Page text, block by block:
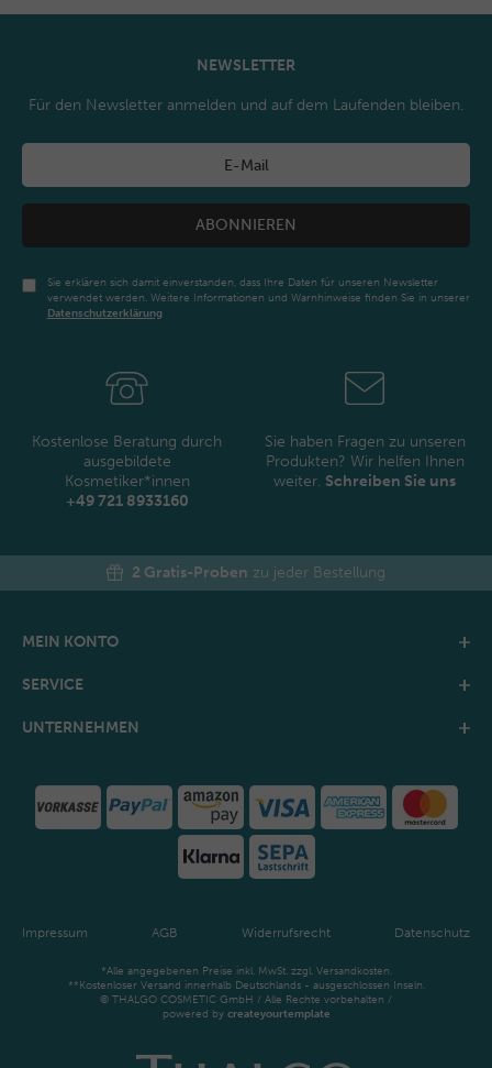
NEWSLETTER
Für den Newsletter anmelden und auf dem Laufenden bleiben.
ABONNIEREN
Sie erklären sich damit einverstanden, dass Ihre Daten für unseren Newsletter
verwendet werden. Weitere Informationen und Warnhinweise finden Sie in unserer
Daten­schutz­erklärung
Kostenlose Beratung durch
ausgebildete
Kosmetiker*innen
+49 721 8933160
Sie haben Fragen zu unseren
Produkten? Wir helfen Ihnen
weiter. Schreiben Sie uns
2 Gratis-Proben zu jeder Bestellung
MEIN KONTO
SERVICE
UNTERNEHMEN
Impressum AGB Widerrufsrecht Datenschutz
*Alle angegebenen Preise inkl. MwSt. zzgl. Versandkosten.
**Kostenloser Versand innerhalb Deutschlands - ausgeschlossen Inseln.
© THALGO COSMETIC GmbH / Alle Rechte vorbehalten /
powered by createyourtemplate